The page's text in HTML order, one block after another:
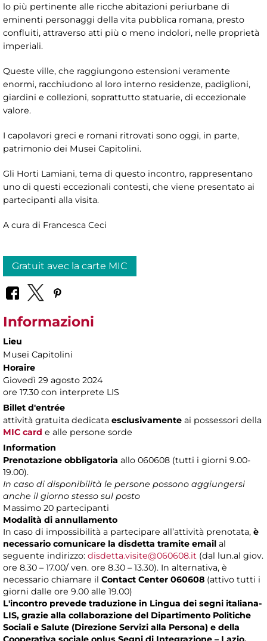
lo più pertinente alle ricche abitazioni periurbane di
eminenti personaggi della vita pubblica romana, presto
confluiti, attraverso atti più o meno indolori, nelle proprietà
imperiali.
Queste ville, che raggiungono estensioni veramente
enormi, racchiudono al loro interno residenze, padiglioni,
giardini e collezioni, soprattutto statuarie, di eccezionale
valore.
I capolavori greci e romani ritrovati sono oggi, in parte,
patrimonio dei Musei Capitolini.
Gli Horti Lamiani, tema di questo incontro, rappresentano
uno di questi eccezionali contesti, che viene presentato ai
partecipanti alla visita.
A cura di Francesca Ceci
Gratuit avec la carte MIC
Informazioni
Lieu
Musei Capitolini
Horaire
Giovedì 29 agosto 2024
ore 17.30 con interprete LIS
Billet d'entrée
attività gratuita dedicata esclusivamente ai possessori della
MIC card e alle persone sorde
Information
Prenotazione obbligatoria allo 060608 (tutti i giorni 9.00-
19.00).
In caso di disponibilità le persone possono aggiungersi
anche il giorno stesso sul posto
Massimo 20 partecipanti
Modalità di annullamento
In caso di impossibilità a partecipare all’attività prenotata, è
necessario comunicare la disdetta tramite email al
seguente indirizzo: disdetta.visite@060608.it (dal lun.al giov.
ore 8.30 – 17.00/ ven. ore 8.30 – 13.30). In alternativa, è
necessario chiamare il Contact Center 060608 (attivo tutti i
giorni dalle ore 9.00 alle 19.00)
L'incontro prevede traduzione in Lingua dei segni italiana-
LIS, grazie alla collaborazione del Dipartimento Politiche
Sociali e Salute (Direzione Servizi alla Persona) e della